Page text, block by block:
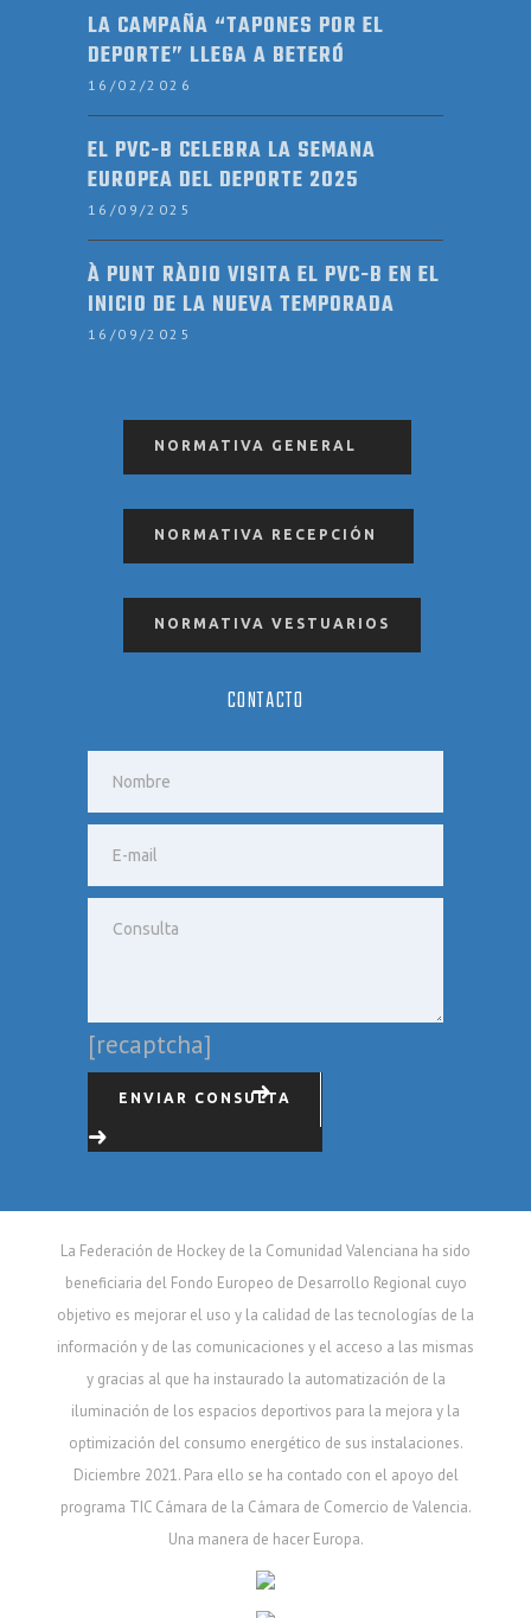
LA CAMPAÑA “TAPONES POR EL
DEPORTE” LLEGA A BETERÓ
16/02/2026
EL PVC-B CELEBRA LA SEMANA
EUROPEA DEL DEPORTE 2025
16/09/2025
À PUNT RÀDIO VISITA EL PVC-B EN EL
INICIO DE LA NUEVA TEMPORADA
16/09/2025
NORMATIVA GENERAL
NORMATIVA RECEPCIÓN
NORMATIVA VESTUARIOS
CONTACTO
[recaptcha]
ENVIAR CONSULTA
La Federación de Hockey de la Comunidad Valenciana ha sido
beneficiaria del Fondo Europeo de Desarrollo Regional cuyo
objetivo es mejorar el uso y la calidad de las tecnologías de la
información y de las comunicaciones y el acceso a las mismas
y gracias al que ha instaurado la automatización de la
iluminación de los espacios deportivos para la mejora y la
optimización del consumo energético de sus instalaciones.
Diciembre 2021. Para ello se ha contado con el apoyo del
programa TIC Cámara de la Cámara de Comercio de Valencia.
Una manera de hacer Europa.